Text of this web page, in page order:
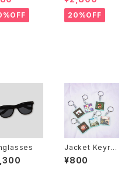
20%OFF
Jacket Keyrin
g (Random)
¥800